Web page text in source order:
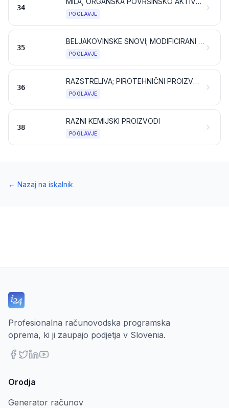
34
POGLAVJE
35
BELJAKOVINSKE SNOVI; MODIFICIRANI ŠKROBI; LEPILA; ENCIMI
POGLAVJE
36
RAZSTRELIVA; PIROTEHNIČNI PROIZVODI; VŽIGALICE; PIROFORNE ZLITINE; NEKATERI VNETLJIVI PREPARATI
POGLAVJE
38
RAZNI KEMIJSKI PROIZVODI
POGLAVJE
← Nazaj na iskalnik
Profesionalna računovodska programska
oprema, ki ji zaupajo podjetja v Slovenia.
Orodja
Generator računov